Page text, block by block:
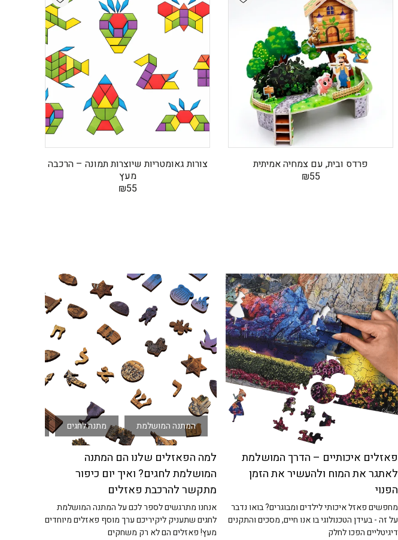
פרדס ובית, עם צמחיה אמיתית
₪55
צורות גאומטריות שיוצרות תמונה – הרכבה
מעץ
₪55
פאזלים איכותיים – הדרך המושלמת
לאתגר את המוח ולהעשיר את הזמן
הפנוי
מחפשים פאזל איכותי לילדים ומבוגרים? בואו נדבר
על זה - בעידן הטכנולוגי בו אנו חיים, מסכים והתקנים
דיגיטליים הפכו לחלק
המתנה המושלמת מתנה לחגים
למה הפאזלים שלנו הם המתנה
המושלמת לחגים? ואיך יום כיפור
מתקשר להרכבת פאזלים
אנחנו מתרגשים לספר לכם על המתנה המושלמת
לחגים שתעניק ליקיריכם ערך מוסף פאזלים מיוחדים
מעץ! פאזלים הם לא רק משחקים